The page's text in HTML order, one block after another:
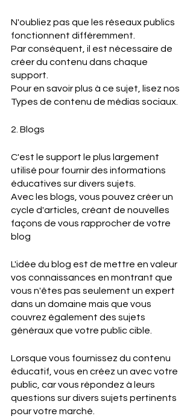
N'oubliez pas que les réseaux publics
fonctionnent différemment.
Par conséquent, il est nécessaire de
créer du contenu dans chaque
support.
Pour en savoir plus à ce sujet, lisez nos
Types de contenu de médias sociaux.
2. Blogs
C'est le support le plus largement
utilisé pour fournir des informations
éducatives sur divers sujets.
Avec les blogs, vous pouvez créer un
cycle d'articles, créant de nouvelles
façons de vous rapprocher de votre
blog
L'idée du blog est de mettre en valeur
vos connaissances en montrant que
vous n'êtes pas seulement un expert
dans un domaine mais que vous
couvrez également des sujets
généraux que votre public cible.
Lorsque vous fournissez du contenu
éducatif, vous en créez un avec votre
public, car vous répondez à leurs
questions sur divers sujets pertinents
pour votre marché.